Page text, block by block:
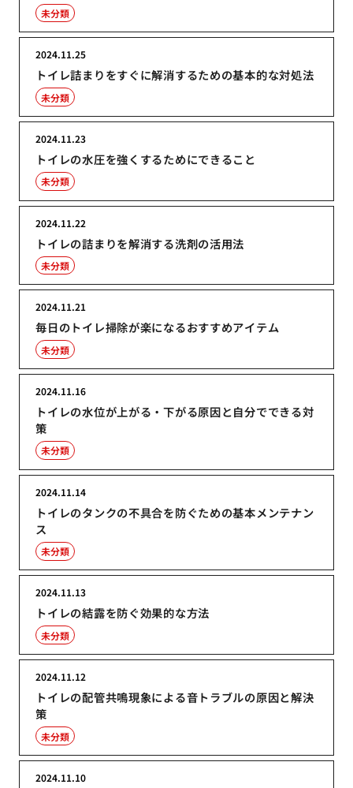
未分類
トイレ詰まりをすぐに解消するための基本的な対処法
2024.11.25
未分類
トイレの水圧を強くするためにできること
2024.11.23
未分類
トイレの詰まりを解消する洗剤の活用法
2024.11.22
未分類
毎日のトイレ掃除が楽になるおすすめアイテム
2024.11.21
未分類
トイレの水位が上がる・下がる原因と自分でできる対
策
2024.11.16
未分類
トイレのタンクの不具合を防ぐための基本メンテナン
ス
2024.11.14
未分類
トイレの結露を防ぐ効果的な方法
2024.11.13
未分類
トイレの配管共鳴現象による音トラブルの原因と解決
策
2024.11.12
未分類
2024.11.10